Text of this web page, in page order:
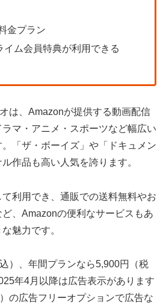
金プラン
イム会員特典が利用できる
は、Amazonが提供する動画配信
マ・アニメ・スポーツなど幅広い
「ザ・ボーイズ」や「ドキュメン
作品も高い人気を誇ります。
利用でき、通販での送料無料やお
、Amazonの便利なサービスもあ
魅力です。
）、年間プランなら5,900円（税
年4月以降は広告表示があります
の広告フリーオプションで広告な